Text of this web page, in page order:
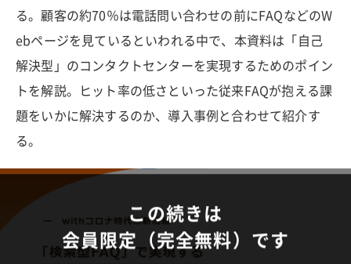
る。顧客の約70％は電話問い合わせの前にFAQなどのW
ebページを見ているといわれる中で、本資料は「自己
解決型」のコンタクトセンターを実現するためのポイン
トを解説。ヒット率の低さといった従来FAQが抱える課
題をいかに解決するのか、導入事例と合わせて紹介す
る。
この続きは
会員限定（完全無料）です